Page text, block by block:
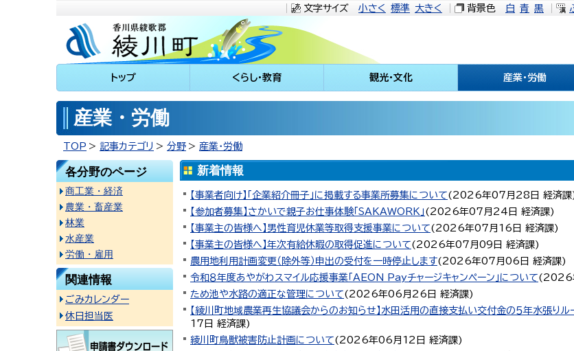
文字サイズ 小さく 標準 大きく 背景色 白 青 黒
川町
トップ くらし・教育 観光・文化 産業・労働
産業・労働
TOP 記事カテゴリ 分野 産業・労働
新着情報
【事業者向け】「企業紹介冊子」に掲載する事業所募集について( 2026年07月28日 経済課
【参加者募集】さかいで親子お仕事体験「SAKAWORK」 ( 2026年07月24日 経済課)
【事業主の皆様へ】男性育児休業等取得支援事業について( 2026年07月16日 経済課)
【事業主の皆様へ】年次有給休暇の取得促進について( 2026年07月09日 経済課)
農用地利用計画変更（除外等）申出の受付を一時停止します( 2026年07月06日 経済課)
令和８年度あやがわスマイル応援事業「AEON Payチャージキャンペーン」について( 2026
ため池や水路の適正な管理について( 2026年06月26日 経済課)
【綾川町地域農業再生協議会からのお知らせ】水田活用の直接支払い交付金の５年水張り
17日 経済課)
綾川町鳥獣被害防止計画について( 2026年06月12日 経済課)
各分野のページ
商工業・経済
農業・畜産業
林業
水産業
労働・雇用
関連情報
ごみカレンダー
休日担当医